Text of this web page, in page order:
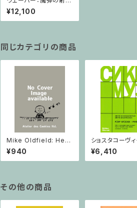
全曲(Peters) / フルス
コア
¥12,100
同じカテゴリの商品
Mike Oldfield: Herg
est Ridge / ピアノ
¥940
ショスタコーヴ
つのヴァイオリン
ノのための 5つ
ヴァイオリン2と
¥6,410
その他の商品